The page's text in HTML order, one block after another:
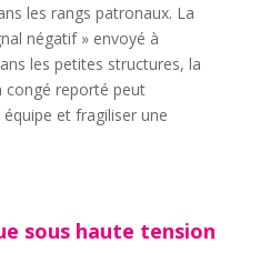
les rangs patronaux. La
négatif » envoyé à
les petites structures, la
congé reporté peut
et fragiliser une
sous haute tension